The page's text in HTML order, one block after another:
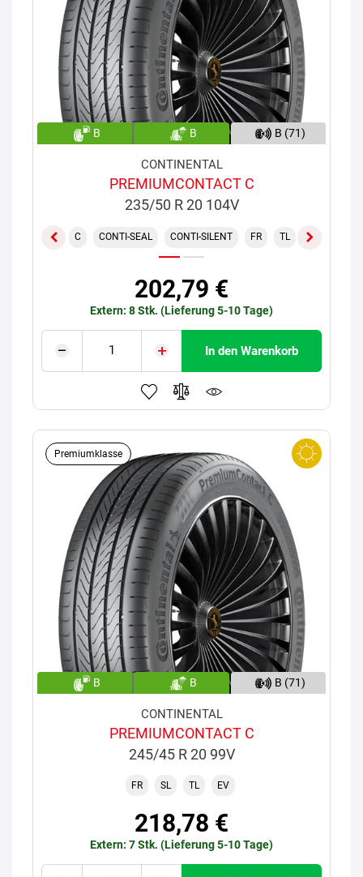
B B B (71)
CONTINENTAL
PREMIUMCONTACT C
235/50 R 20 104V
C CONTI-SEAL CONTI-SILENT FR TL XL
202,79 €
Extern: 8 Stk. (Lieferung 5-10 Tage)
In den Warenkorb
Premiumklasse
B B B (71)
CONTINENTAL
PREMIUMCONTACT C
245/45 R 20 99V
FR SL TL EV
218,78 €
Extern: 7 Stk. (Lieferung 5-10 Tage)